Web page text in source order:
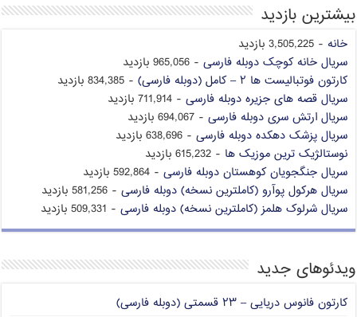
بیشترین بازدید
خانه - 3,505,225 بازدید
سریال خانه کوچک دوبله فارسی - 965,056 بازدید
کارتون فوتبالیست ها ۲ – کامل (دوبله فارسی)
- 834,385 بازدید
سریال قصه های جزیره دوبله فارسی - 711,914 بازدید
سریال ارتش سری دوبله فارسی - 694,067 بازدید
سریال پزشک دهکده دوبله فارسی - 638,696 بازدید
نوستالژیک ترین موزیک ها - 615,232 بازدید
سریال جنگجویان کوهستان دوبله فارسی - 592,864 بازدید
سریال هرکول پوآرو (کاملترین نسخه) دوبله فارسی - 581,256 بازدید
سریال شرلوک هلمز (کاملترین نسخه) دوبله فارسی - 509,331 بازدید
ویدئوهای جدید
کارتون فانوس دریایی – ۲۳ قسمتی (دوبله فارسی)